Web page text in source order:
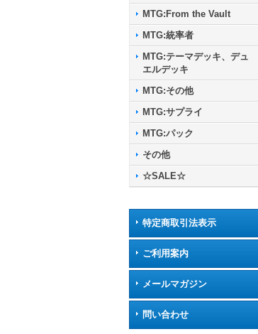
MTG:From the Vault
MTG:統率者
MTG:テーマデッキ、デュ
エルデッキ
MTG:その他
MTG:サプライ
MTG:パック
その他
☆SALE☆
特定商取引法表示
ご利用案内
メールマガジン
問い合わせ